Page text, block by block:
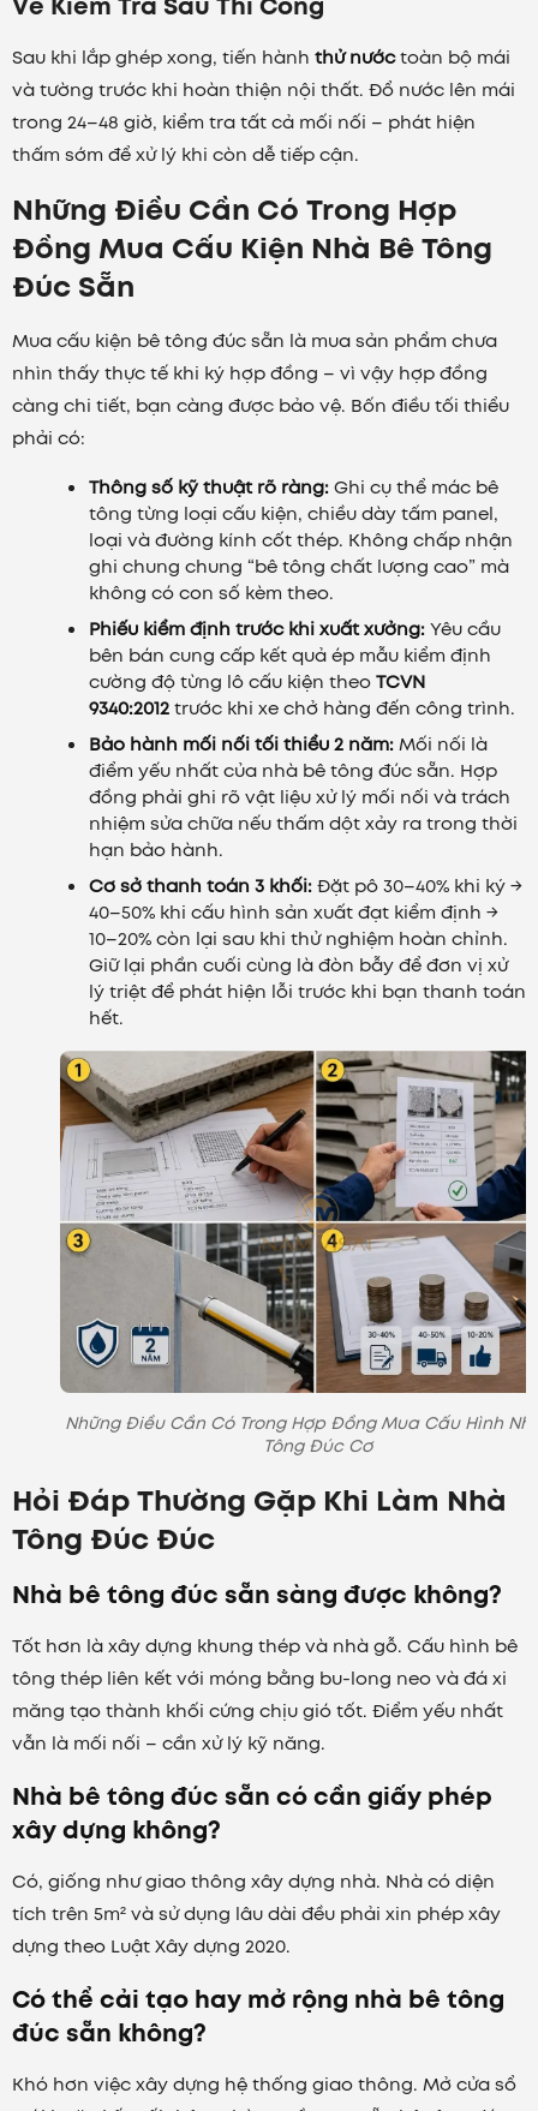
Sau khi lắp ghép xong, tiến hành thử nướctoàn bộ mái
và tường trước khi hoàn thiện nội thất. Đổ nước lên mái
trong 24–48 giờ, kiểm tra tất cả mối nối – phát hiện
thấm sớm để xử lý khi còn dễ tiếp cận.
Những Điều Cần Có Trong Hợp
Đồng Mua Cấu Kiện Nhà Bê Tông
Đúc Sẵn
Mua cấu kiện bê tông đúc sẵn là mua sản phẩm chưa
nhìn thấy thực tế khi ký hợp đồng – vì vậy hợp đồng
càng chi tiết, bạn càng được bảo vệ. Bốn điều tối thiểu
phải có:
Thông số kỹ thuật rõ ràng:Ghi cụ thể mác bê
tông từng loại cấu kiện, chiều dày tấm panel,
loại và đường kính cốt thép. Không chấp nhận
ghi chung chung “bê tông chất lượng cao” mà
không có con số kèm theo.
Phiếu kiểm định trước khi xuất xưởng:Yêu cầu
bên bán cung cấp kết quả ép mẫu kiểm định
cường độ từng lô cấu kiện theoTCVN
9340:2012trước khi xe chở hàng đến công trình.
Bảo hành mối nối tối thiểu 2 năm:Mối nối là
điểm yếu nhất của nhà bê tông đúc sẵn. Hợp
đồng phải ghi rõ vật liệu xử lý mối nối và trách
nhiệm sửa chữa nếu thấm dột xảy ra trong thời
hạn bảo hành.
Cơ sở thanh toán 3 khối:Đặt pô 30–40% khi ký →
40–50% khi cấu hình sản xuất đạt kiểm định →
10–20% còn lại sau khi thử nghiệm hoàn chỉnh.
Giữ lại phần cuối cùng là đòn bẫy để đơn vị xử
lý triệt để phát hiện lỗi trước khi bạn thanh toán
hết.
Những Điều Cần Có Trong Hợp Đồng Mua Cấu Hình
Tông Đúc Cơ
Hỏi Đáp Thường Gặp Khi Làm Nhà
Tông Đúc Đúc
Nhà bê tông đúc sẵn sàng được không?
Tốt hơn là xây dựng khung thép và nhà gỗ. Cấu hình bê
tông thép liên kết với móng bằng bu-long neo và đá xi
măng tạo thành khối cứng chịu gió tốt. Điểm yếu nhất
vẫn là mối nối – cần xử lý kỹ năng.
Nhà bê tông đúc sẵn có cần giấy phép
xây dựng không?
Có, giống như giao thông xây dựng nhà. Nhà có diện
tích trên 5m² và sử dụng lâu dài đều phải xin phép xây
dựng theo Luật Xây dựng 2020.
Có thể cải tạo hay mở rộng nhà bê tông
đúc sẵn không?
Khó hơn việc xây dựng hệ thống giao thông. Mở cửa sổ